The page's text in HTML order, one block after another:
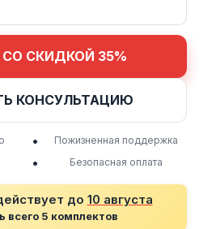
СКИДКОЙ 35%
КОНСУЛЬТАЦИЮ
•
Пожизненная поддержка
• Безопасная оплата
до 10 августа
всего 5 комплектов